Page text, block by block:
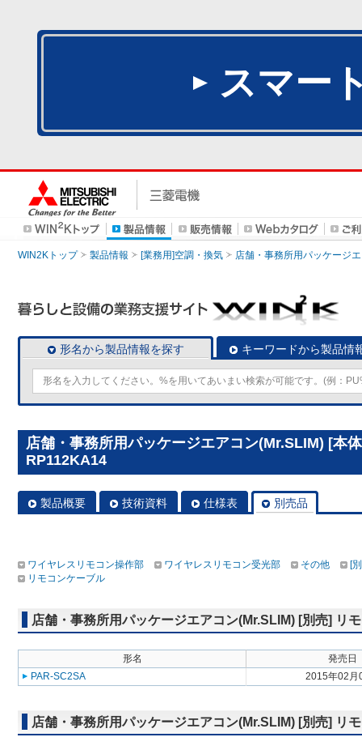
スマー
WIN2Kトップ 製品情報 [業務用]空調・換気 店舗・事務所用パッケージ
形名から製品情報を探す キーワードから製品情
店舗・事務所用パッケージエアコン(Mr.SLIM) [本
RP112KA14
製品概要 技術資料 仕様表 別売品
ワイヤレスリモコン操作部 ワイヤレスリモコン受光部 その他
[
リモコンケーブル
店舗・事務所用パッケージエアコン(Mr.SLIM) [別売] リ
形名
発売日
PAR-SC2SA
2015年02月
店舗・事務所用パッケージエアコン(Mr.SLIM) [別売] リ